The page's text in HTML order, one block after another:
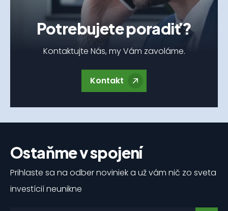
Potrebujete poradiť?
Kontaktujte Nás, my Vám zavoláme.
Kontakt
Ostaňme v spojení
Prihlaste sa na odber noviniek a už vám nič zo sveta
investícií neunikne